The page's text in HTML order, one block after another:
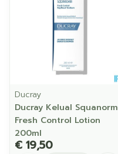
Ducray
Ducray Kelual Squanorm
Fresh Control Lotion
200ml
€ 19,50